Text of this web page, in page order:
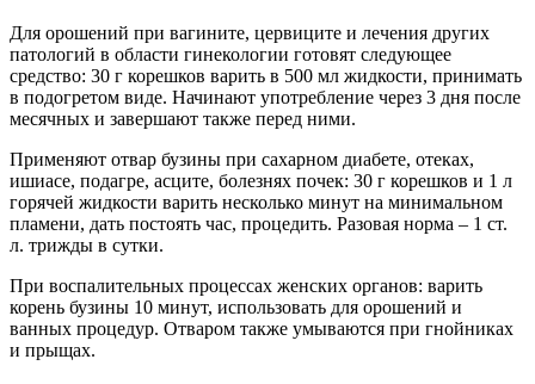
Для орошений при вагините, цервиците и лечения других
патологий в области гинекологии готовят следующее
средство: 30 г корешков варить в 500 мл жидкости, принимать
в подогретом виде. Начинают употребление через 3 дня после
месячных и завершают также перед ними.
Применяют отвар бузины при сахарном диабете, отеках,
ишиасе, подагре, асците, болезнях почек: 30 г корешков и 1 л
горячей жидкости варить несколько минут на минимальном
пламени, дать постоять час, процедить. Разовая норма – 1 ст.
л. трижды в сутки.
При воспалительных процессах женских органов: варить
корень бузины 10 минут, использовать для орошений и
ванных процедур. Отваром также умываются при гнойниках
и прыщах.